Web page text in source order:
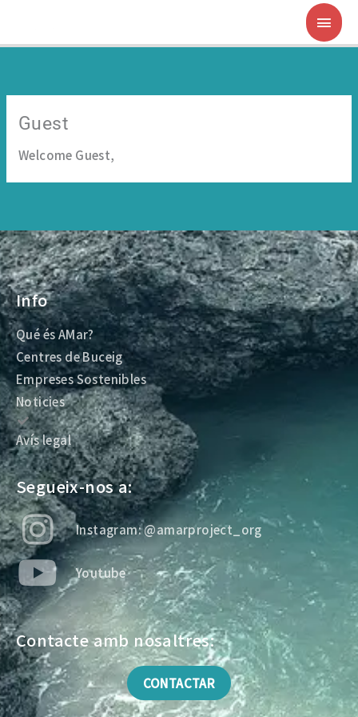
contenido
Guest
Welcome Guest,
Info
Qué és AMar?
Centres de Buceig
Empreses Sostenibles
Noticies
Avís legal
Segueix-nos a:
Instagram: @amarproject_org
Youtube
Contacte amb nosaltres:
CONTACTAR